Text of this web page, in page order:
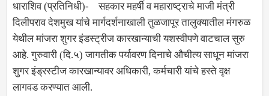
धाराशिव (प्रतिनिधी)- सहकार महर्षी व महाराष्ट्राचे माजी मंत्री
दिलीपराव देशमुख यांचे मार्गदर्शनाखाली तुळजापूर तालुक्यातील मंगरुळ
येथील मांजरा शुगर इंडस्ट्रीज कारखान्याची यशस्वीपणे वाटचाल सुरु
आहे. गुरुवारी (दि.५) जागतीक पर्यावरण दिनाचे औचीत्य साधून मांजरा
शुगर इंड्रस्टीज कारखान्यावर अधिकारी, कर्मचारी यांचे हस्ते वृक्ष
लागवड करण्यात आली.